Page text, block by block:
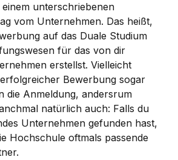
unterschriebenen
vom Unternehmen. Das heißt,
auf das Duale Studium
für das von dir
erstellst. Vielleicht
Bewerbung sogar
die Anmeldung, andersrum
natürlich auch: Falls du
Unternehmen gefunden hast,
Hochschule oftmals passende